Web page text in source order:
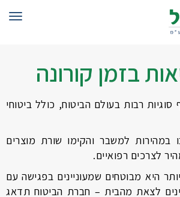
בזמן קורונה
רבות בעולם הביטוח, כולל ביטוחי
במהירות למשבר והקימו שורת מוצרים
לצרכים רפואיים.
היא מבוטחים שמעוניינים בפגישה עם
לצאת מהבית – חברת הביטוח תדאג